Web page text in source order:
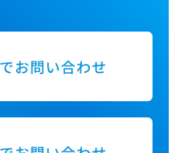
お問い合わせ